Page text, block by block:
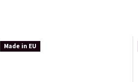
Made in EU